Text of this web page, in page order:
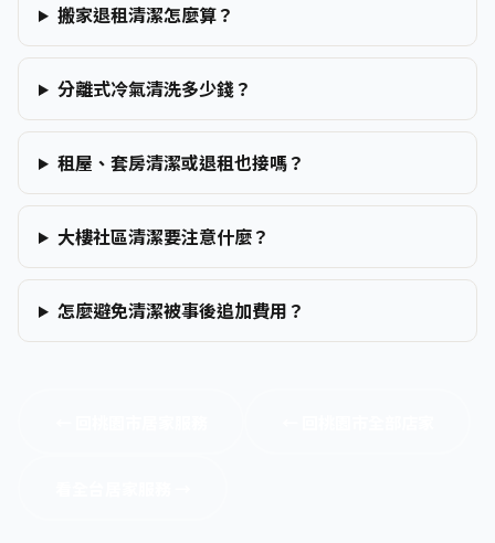
搬家退租清潔怎麼算？
分離式冷氣清洗多少錢？
租屋、套房清潔或退租也接嗎？
大樓社區清潔要注意什麼？
怎麼避免清潔被事後追加費用？